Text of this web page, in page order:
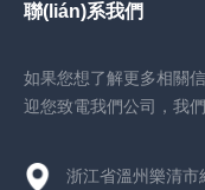
聯(lián)系我們
如果您想了解更多相關信
迎您致電我們公司，我們
浙江省溫州樂清